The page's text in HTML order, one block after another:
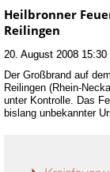
Heilbronner
Reilingen
20. August 2008 15:30
Der Großbrand auf
Reilingen (Rhein-
unter Kontrolle. Das
bislang unbekannter